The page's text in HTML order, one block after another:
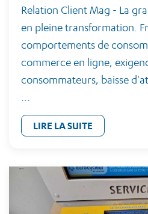
Relation Client Mag - La
en pleine transformation.
comportements de
commerce en ligne,
consommateurs, baisse
LIRE LA SUITE